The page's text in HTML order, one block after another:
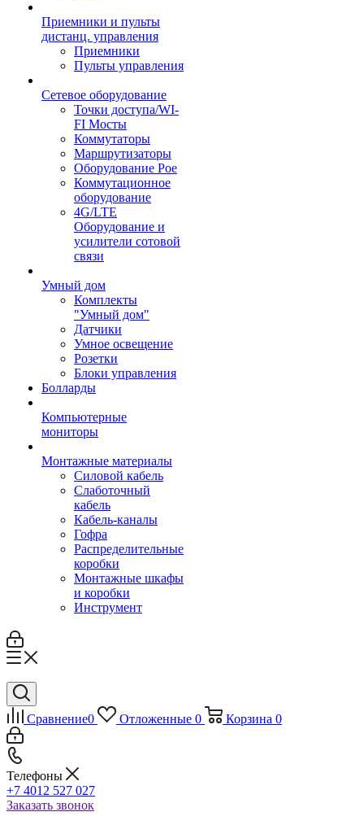
Приемники и пульты
дистанц. управления
Приемники
Пульты управления
Сетевое оборудование
Точки доступа/WI-
FI Мосты
Коммутаторы
Маршрутизаторы
Оборудование Poe
Коммутационное
оборудование
4G/LTE
Оборудование и
усилители сотовой
связи
Умный дом
Комплекты
"Умный дом"
Датчики
Умное освещение
Розетки
Блоки управления
Болларды
Компьютерные
мониторы
Монтажные материалы
Силовой кабель
Слаботочный
кабель
Кабель-каналы
Гофра
Распределительные
коробки
Монтажные шкафы
и коробки
Инструмент
Сравнение0 Отложенные 0 Корзина 0
Телефоны
+7 4012 527 027
Заказать звонок